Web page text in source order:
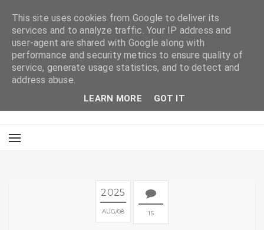
2025
AUG 08 15
This site uses cookies from Google to deliver its
services and to analyze traffic. Your IP address and
user-agent are shared with Google along with
performance and security metrics to ensure quality of
service, generate usage statistics, and to detect and
address abuse.
LEARN MORE GOT IT